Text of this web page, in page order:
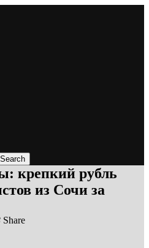
Search
крепкий рубль
из Сочи за
Share